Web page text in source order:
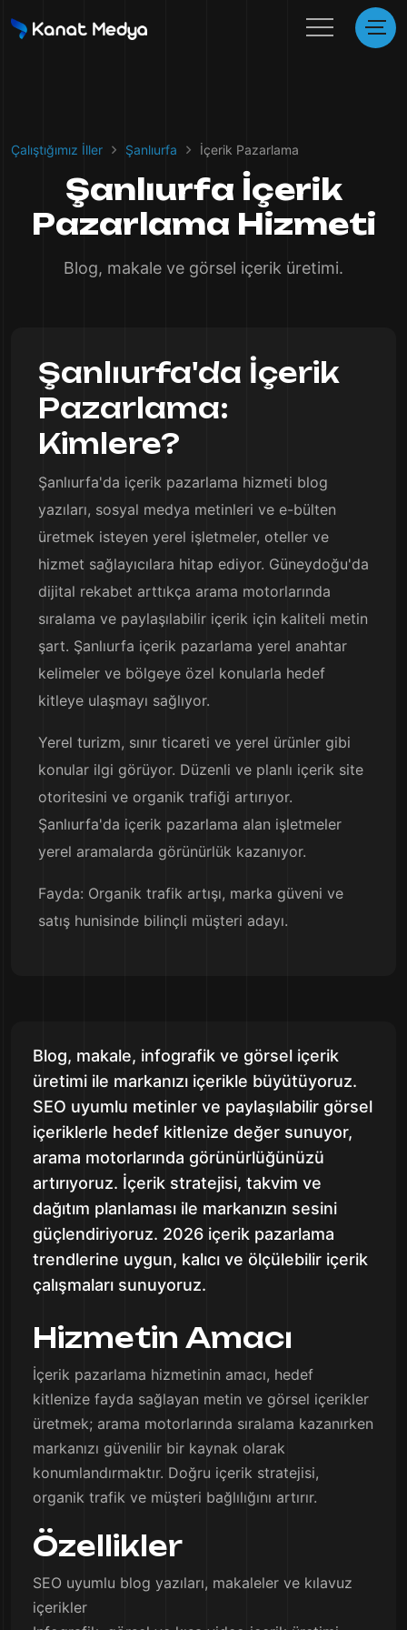
Çalıştığımız İller Şanlıurfa İçerik Pazarlama
Şanlıurfa İçerik
Pazarlama Hizmeti
Blog, makale ve görsel içerik üretimi.
Şanlıurfa'da İçerik
Pazarlama:
Kimlere?
Şanlıurfa'da içerik pazarlama hizmeti blog
yazıları, sosyal medya metinleri ve e-bülten
üretmek isteyen yerel işletmeler, oteller ve
hizmet sağlayıcılara hitap ediyor. Güneydoğu'da
dijital rekabet arttıkça arama motorlarında
sıralama ve paylaşılabilir içerik için kaliteli metin
şart. Şanlıurfa içerik pazarlama yerel anahtar
kelimeler ve bölgeye özel konularla hedef
kitleye ulaşmayı sağlıyor.
Yerel turizm, sınır ticareti ve yerel ürünler gibi
konular ilgi görüyor. Düzenli ve planlı içerik site
otoritesini ve organik trafiği artırıyor.
Şanlıurfa'da içerik pazarlama alan işletmeler
yerel aramalarda görünürlük kazanıyor.
Fayda: Organik trafik artışı, marka güveni ve
satış hunisinde bilinçli müşteri adayı.
Blog, makale, infografik ve görsel içerik
üretimi ile markanızı içerikle büyütüyoruz.
SEO uyumlu metinler ve paylaşılabilir görsel
içeriklerle hedef kitlenize değer sunuyor,
arama motorlarında görünürlüğünüzü
artırıyoruz. İçerik stratejisi, takvim ve
dağıtım planlaması ile markanızın sesini
güçlendiriyoruz. 2026 içerik pazarlama
trendlerine uygun, kalıcı ve ölçülebilir içerik
çalışmaları sunuyoruz.
Hizmetin Amacı
İçerik pazarlama hizmetinin amacı, hedef
kitlenize fayda sağlayan metin ve görsel içerikler
üretmek; arama motorlarında sıralama kazanırken
markanızı güvenilir bir kaynak olarak
konumlandırmaktır. Doğru içerik stratejisi,
organik trafik ve müşteri bağlılığını artırır.
Özellikler
SEO uyumlu blog yazıları, makaleler ve kılavuz
içerikler